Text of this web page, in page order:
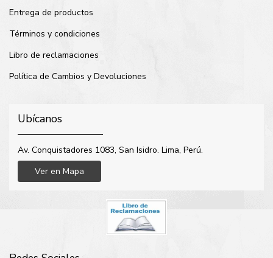
Entrega de productos
Términos y condiciones
Libro de reclamaciones
Política de Cambios y Devoluciones
Ubícanos
Av. Conquistadores 1083, San Isidro. Lima, Perú.
Ver en Mapa